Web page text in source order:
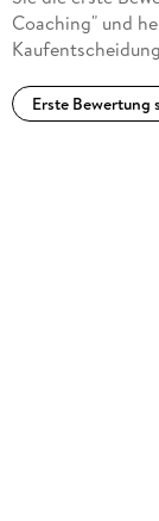
Coaching" und
Erste Bewertung